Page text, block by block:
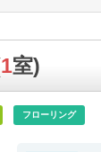
1室)
フローリング